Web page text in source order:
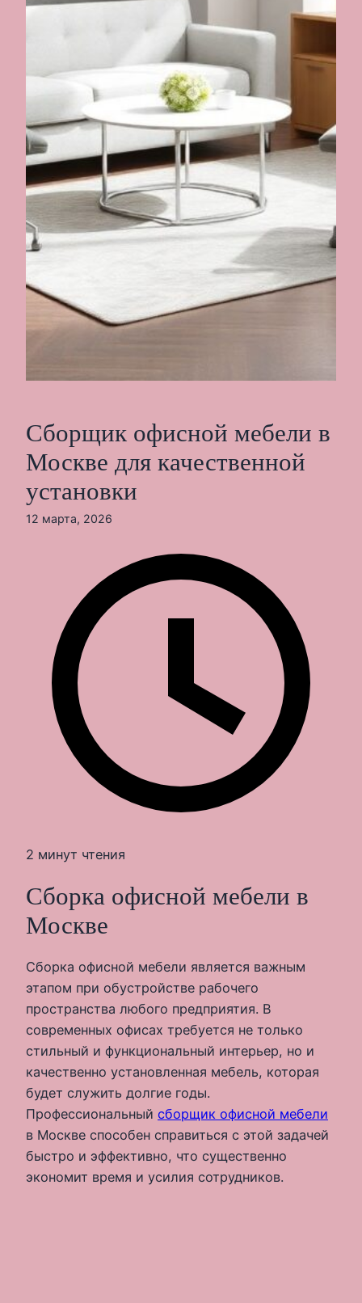
Сборщик офисной мебели в
Москве для качественной
установки
12 марта, 2026
2 минут чтения
Сборка офисной мебели в
Москве
Сборка офисной мебели является важным
этапом при обустройстве рабочего
пространства любого предприятия. В
современных офисах требуется не только
стильный и функциональный интерьер, но и
качественно установленная мебель, которая
будет служить долгие годы.
Профессиональный сборщик офисной мебели
в Москве способен справиться с этой задачей
быстро и эффективно, что существенно
экономит время и усилия сотрудников.